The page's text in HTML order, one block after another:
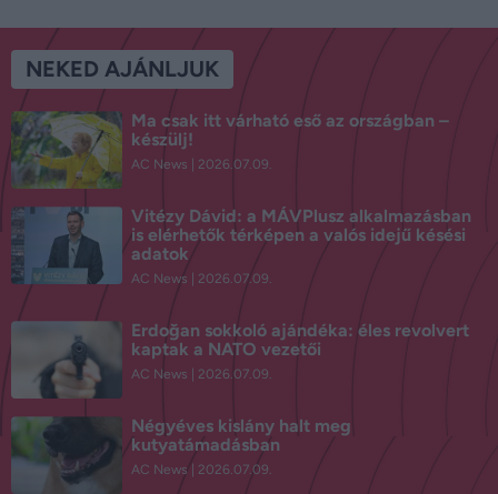
NEKED AJÁNLJUK
Ma csak itt várható eső az országban –
készülj!
AC News 2026.07.09.
Vitézy Dávid: a MÁVPlusz alkalmazásban
is elérhetők térképen a valós idejű késési
adatok
AC News 2026.07.09.
Erdoğan sokkoló ajándéka: éles revolvert
kaptak a NATO vezetői
AC News 2026.07.09.
Négyéves kislány halt meg
kutyatámadásban
AC News 2026.07.09.